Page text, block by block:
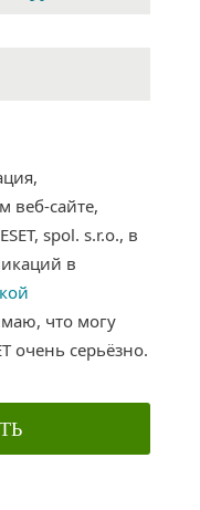
веб-сайте,
spol. s.r.o., в
в
что могу
очень cерьёзно.